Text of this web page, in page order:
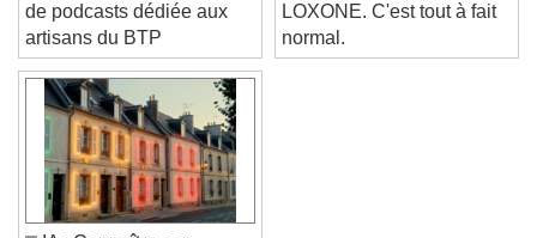
Text Edge Style
Font Family
Reset
Done
Close Modal Dialog
de podcasts dédiée aux
artisans du BTP
LOXONE. C'est tout à fait
normal.